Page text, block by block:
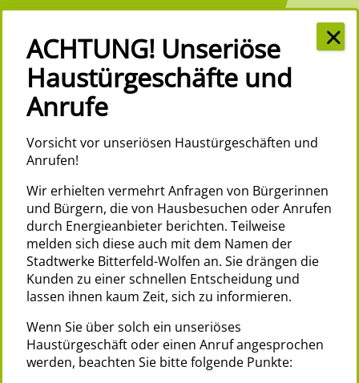
Vorsicht vor unseriösen Haustürgeschäften und
Anrufen!
Wir erhielten vermehrt Anfragen von Bürgerinnen
und Bürgern, die von Hausbesuchen oder Anrufen
durch Energieanbieter berichten. Teilweise
melden sich diese auch mit dem Namen der
Stadtwerke Bitterfeld-Wolfen an. Sie drängen die
Kunden zu einer schnellen Entscheidung und
lassen ihnen kaum Zeit, sich zu informieren.
Wenn Sie über solch ein unseriöses
Haustürgeschäft oder einen Anruf angesprochen
werden, beachten Sie bitte folgende Punkte: